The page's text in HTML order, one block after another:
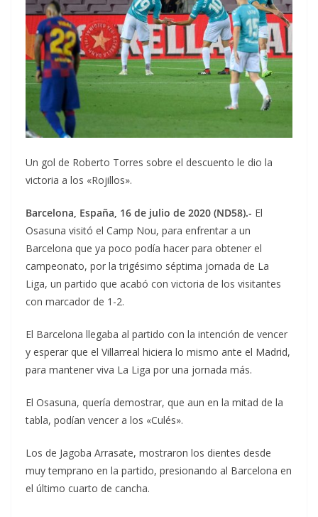
Un gol de Roberto Torres sobre el descuento le dio la
victoria a los «Rojillos».
Barcelona, España, 16 de julio de 2020 (ND58).- El
Osasuna visitó el Camp Nou, para enfrentar a un
Barcelona que ya poco podía hacer para obtener el
campeonato, por la trigésimo séptima jornada de La
Liga, un partido que acabó con victoria de los visitantes
con marcador de 1-2.
El Barcelona llegaba al partido con la intención de vencer
y esperar que el Villarreal hiciera lo mismo ante el Madrid,
para mantener viva La Liga por una jornada más.
El Osasuna, quería demostrar, que aun en la mitad de la
tabla, podían vencer a los «Culés».
Los de Jagoba Arrasate, mostraron los dientes desde
muy temprano en la partido, presionando al Barcelona en
el último cuarto de cancha.